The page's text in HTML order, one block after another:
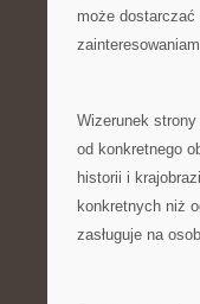
może dostarczać
Wizerunek
od konkretnego
historii i
konkretnych niż
zasługuje na